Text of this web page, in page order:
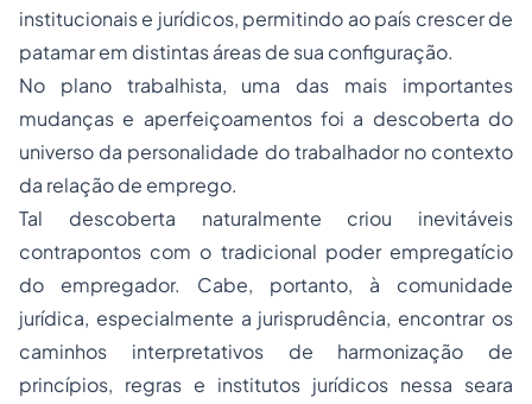
institucionais e jurídicos, permitindo ao país crescer de
patamar em distintas áreas de sua configuração.
No plano trabalhista, uma das mais importantes
mudanças e aperfeiçoamentos foi a descoberta do
universo da personalidade do trabalhador no contexto
da relação de emprego.
Tal descoberta naturalmente criou inevitáveis
contrapontos com o tradicional poder empregatício
do empregador. Cabe, portanto, à comunidade
jurídica, especialmente a jurisprudência, encontrar os
caminhos interpretativos de harmonização de
princípios, regras e institutos jurídicos nessa seara